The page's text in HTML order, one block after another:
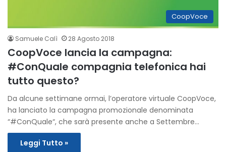
CoopVoce
Samuele Calì 28 Agosto 2018
CoopVoce lancia la campagna:
#ConQuale compagnia telefonica hai
tutto questo?
Da alcune settimane ormai, l’operatore virtuale CoopVoce,
ha lanciato la campagna promozionale denominata
“#ConQuale“, che sarà presente anche a Settembre…
Leggi Tutto »